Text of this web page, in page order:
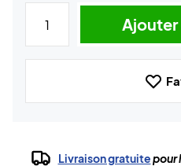
Ajouter
Livraison gratuitepour